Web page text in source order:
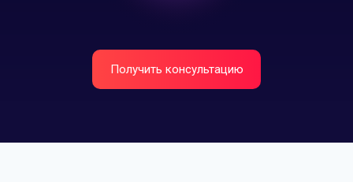
Получить консультацию